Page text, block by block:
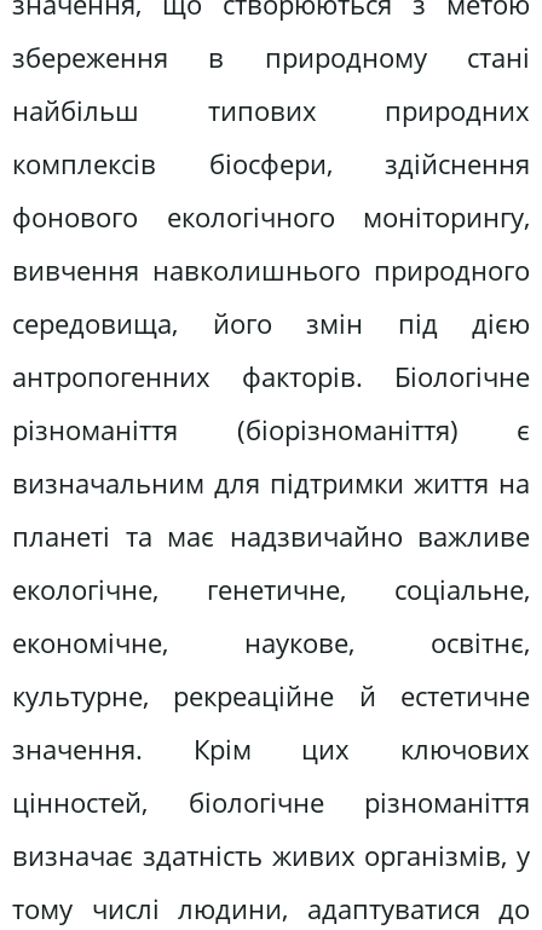
збереження в природному стані
найбільш типових природних
комплексів біосфери, здійснення
фонового екологічного моніторингу,
вивчення навколишнього природного
середовища, його змін під дією
антропогенних факторів. Біологічне
різноманіття (біорізноманіття) є
визначальним для підтримки життя на
планеті та має надзвичайно важливе
екологічне, генетичне, соціальне,
економічне, наукове, освітнє,
культурне, рекреаційне й естетичне
значення. Крім цих ключових
цінностей, біологічне різноманіття
визначає здатність живих організмів, у
тому числі людини, адаптуватися до